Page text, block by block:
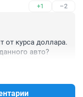
(это за наличку,в
в той же
в базе у Весты
даже без
она дешевле
в разы лучше".
иномарок давно
+1 –2
от курса доллара.
авто?